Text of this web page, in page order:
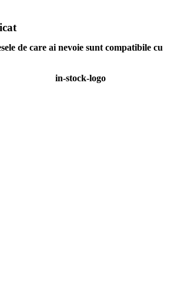
de care ai nevoie sunt compatibile cu